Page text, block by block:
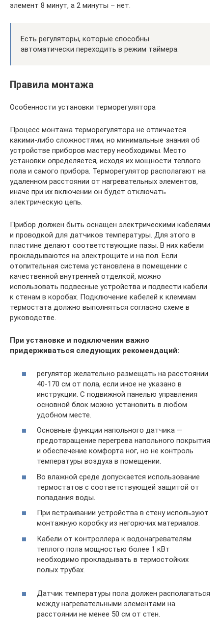
элемент 8 минут, а 2 минуты – нет.
Есть регуляторы, которые способны
автоматически переходить в режим таймера.
Правила монтажа
Особенности установки терморегулятора
Процесс монтажа терморегулятора не отличается
какими-либо сложностями, но минимальные знания об
устройстве приборов мастеру необходимы. Место
установки определяется, исходя их мощности теплого
пола и самого прибора. Терморегулятор располагают на
удаленном расстоянии от нагревательных элементов,
иначе при их включении он будет отключать
электрическую цепь.
Прибор должен быть оснащен электрическими кабелями
и проводкой для датчиков температуры. Для этого в
пластине делают соответствующие пазы. В них кабели
прокладываются на электрощите и на пол. Если
отопительная система установлена в помещении с
качественной внутренней отделкой, можно
использовать подвесные устройства и подвести кабели
к стенам в коробах. Подключение кабелей к клеммам
термостата должно выполняться согласно схеме в
руководстве.
При установке и подключении важно
придерживаться следующих рекомендаций:
регулятор желательно размещать на расстоянии
40-170 см от пола, если иное не указано в
инструкции. С подвижной панелью управления
основной блок можно установить в любом
удобном месте.
Основные функции напольного датчика —
предотвращение перегрева напольного покрытия
и обеспечение комфорта ног, но не контроль
температуры воздуха в помещении.
Во влажной среде допускается использование
термостатов с соответствующей защитой от
попадания воды.
При встраивании устройства в стену используют
монтажную коробку из негорючих материалов.
Кабели от контроллера к водонагревателям
теплого пола мощностью более 1 кВт
необходимо прокладывать в термостойких
полых трубах.
Датчик температуры пола должен располагаться
между нагревательными элементами на
расстоянии не менее 50 см от стен.